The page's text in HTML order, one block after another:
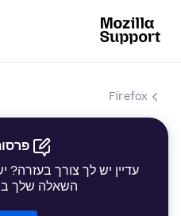
Firefox
עדיין יש לך צורך
השאלה שלך